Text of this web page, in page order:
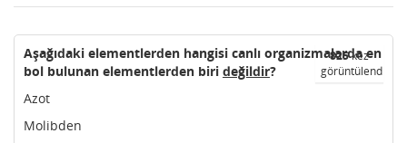
825kez
görüntülendi
Aşağıdaki elementlerden hangisi canlı organizmalarda en
bol bulunan elementlerden biri değildir?
Azot
Molibden